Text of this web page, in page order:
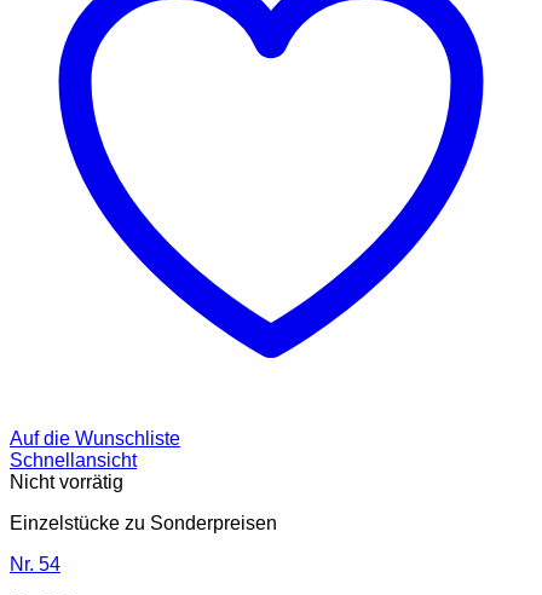
Auf die Wunschliste
Schnellansicht
Nicht vorrätig
Einzelstücke zu Sonderpreisen
Nr. 54